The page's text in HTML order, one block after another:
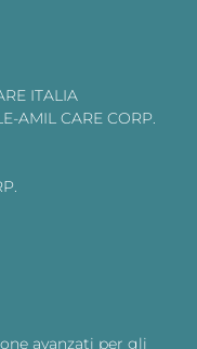
ITALIA
AMIL CARE CORP.
avanzati per gli